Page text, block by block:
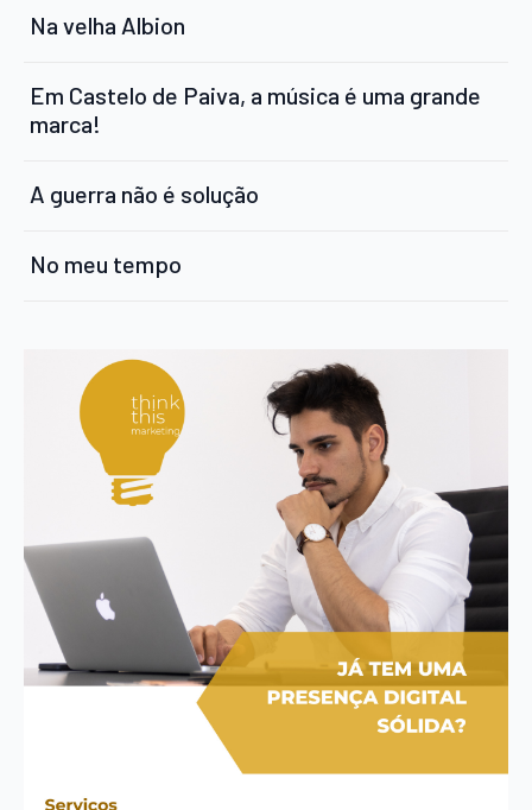
Na velha Albion
Em Castelo de Paiva, a música é uma grande
marca!
A guerra não é solução
No meu tempo